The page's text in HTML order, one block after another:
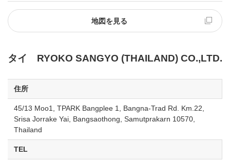
地図を見る
タイ RYOKO SANGYO (THAILAND) CO.,LTD.
住所
45/13 Moo1, TPARK Bangplee 1, Bangna-Trad Rd. Km.22,
Srisa Jorrake Yai, Bangsaothong, Samutprakarn 10570,
Thailand
TEL